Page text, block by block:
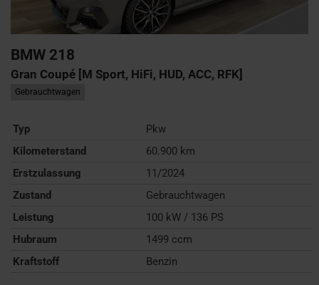
BMW 218
Gran Coupé [M Sport, HiFi, HUD, ACC, RFK]
Gebrauchtwagen
Typ
Pkw
Kilometerstand
60.900 km
Erstzulassung
11/2024
Zustand
Gebrauchtwagen
Leistung
100 kW / 136 PS
Hubraum
1499 ccm
Kraftstoff
Benzin